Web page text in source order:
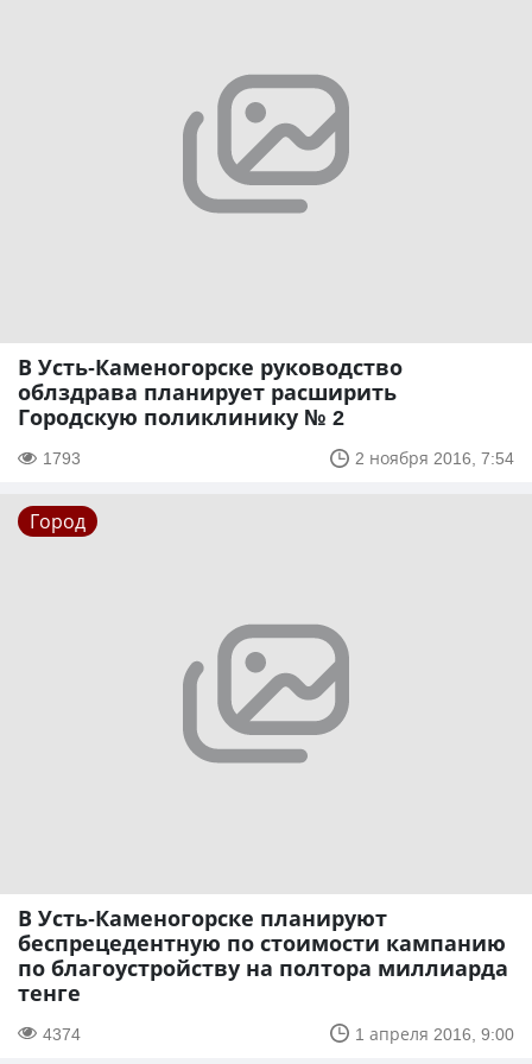
В Усть-Каменогорске руководство
облздрава планирует расширить
Городскую поликлинику № 2
1793 2 ноября 2016, 7:54
Город
В Усть-Каменогорске планируют
беспрецедентную по стоимости кампанию
по благоустройству на полтора миллиарда
тенге
4374 1 апреля 2016, 9:00